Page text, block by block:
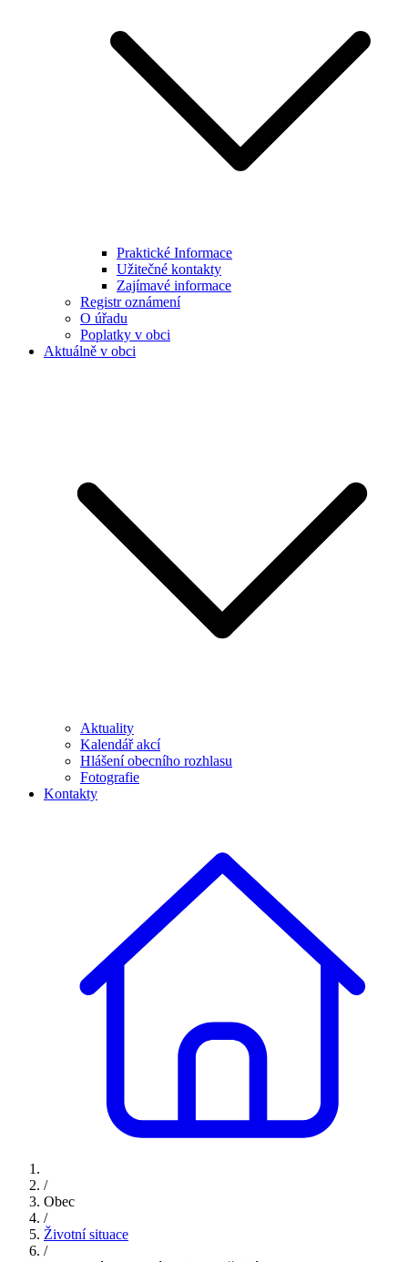
Praktické Informace
Užitečné kontakty
Zajímavé informace
Registr oznámení
O úřadu
Poplatky v obci
Aktuálně v obci
Aktuality
Kalendář akcí
Hlášení obecního rozhlasu
Fotografie
Kontakty
/
Obec
/
Životní situace
/